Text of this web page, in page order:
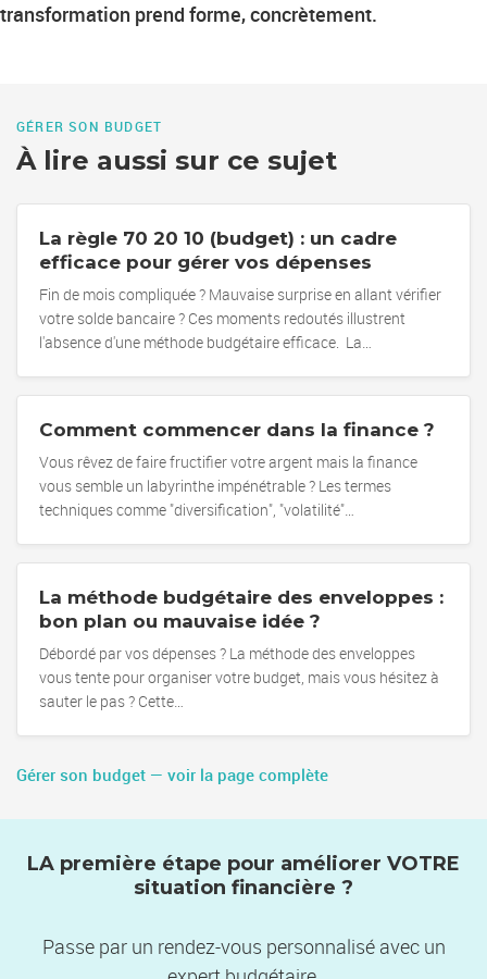
transformation prend forme, concrètement.
GÉRER SON BUDGET
À lire aussi sur ce sujet
La règle 70 20 10 (budget) : un cadre
efficace pour gérer vos dépenses
Fin de mois compliquée ? Mauvaise surprise en allant vérifier
votre solde bancaire ? Ces moments redoutés illustrent
l'absence d'une méthode budgétaire efficace. La…
Comment commencer dans la finance ?
Vous rêvez de faire fructifier votre argent mais la finance
vous semble un labyrinthe impénétrable ? Les termes
techniques comme "diversification", "volatilité"…
La méthode budgétaire des enveloppes :
bon plan ou mauvaise idée ?
Débordé par vos dépenses ? La méthode des enveloppes
vous tente pour organiser votre budget, mais vous hésitez à
sauter le pas ? Cette…
Gérer son budget — voir la page complète
LA première étape pour améliorer VOTRE
situation financière ?
Passe par un rendez-vous personnalisé avec un